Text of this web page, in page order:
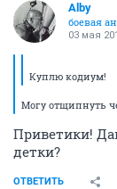
Alby
боевая
03 мая
Куплю кодиум!
Могу отщипнуть
Приветики!
детки?
ОТВЕТИТЬ